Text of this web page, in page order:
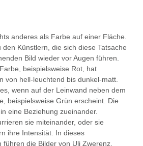
anderes als Farbe auf einer Fläche.
Künstlern, die sich diese Tatsache
Bild wieder vor Augen führen.
beispielsweise Rot, hat
von hell-leuchtend bis dunkel-matt.
wenn auf der Leinwand neben dem
beispielsweise Grün erscheint. Die
eine Beziehung zueinander.
sie miteinander, oder sie
ihre Intensität. In dieses
führen die Bilder von Uli Zwerenz.